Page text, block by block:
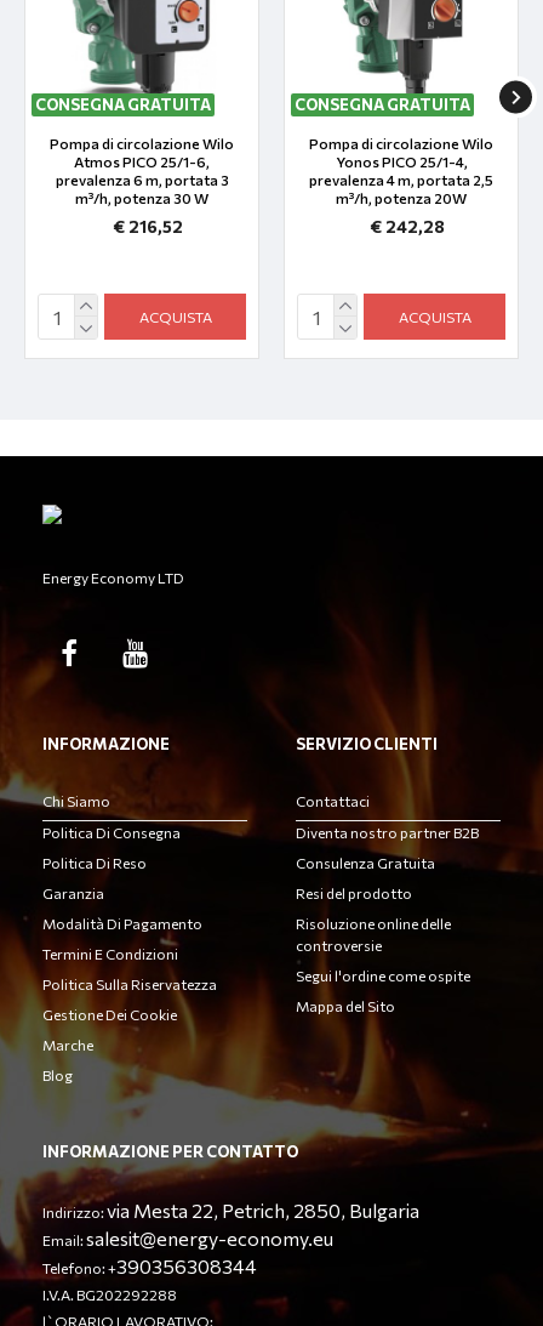
CONSEGNA GRATUITA
Pompa di circolazione Wilo
Atmos PICO 25/1-6,
prevalenza 6 m, portata 3
m³/h, potenza 30 W
€ 216,52
ACQUISTA
CONSEGNA GRATUITA
Pompa di circolazione Wilo
Yonos PICO 25/1-4,
prevalenza 4 m, portata 2,5
m³/h, potenza 20W
€ 242,28
ACQUISTA
Energy Economy LTD
INFORMAZIONE
Chi Siamo
Politica Di Consegna
Politica Di Reso
Garanzia
Modalità Di Pagamento
Termini E Condizioni
Politica Sulla Riservatezza
Gestione Dei Cookie
Marche
Blog
SERVIZIO CLIENTI
Contattaci
Diventa nostro partner B2B
Consulenza Gratuita
Resi del prodotto
Risoluzione online delle
controversie
Segui l'ordine come ospite
Mappa del Sito
INFORMAZIONE PER CONTATTO
Indirizzo:via Mesta 22, Petrich, 2850, Bulgaria
Email:salesit@energy-economy.eu
Telefono: +390356308344
I.V.A. BG202292288
l`ORARIO LAVORATIVO: